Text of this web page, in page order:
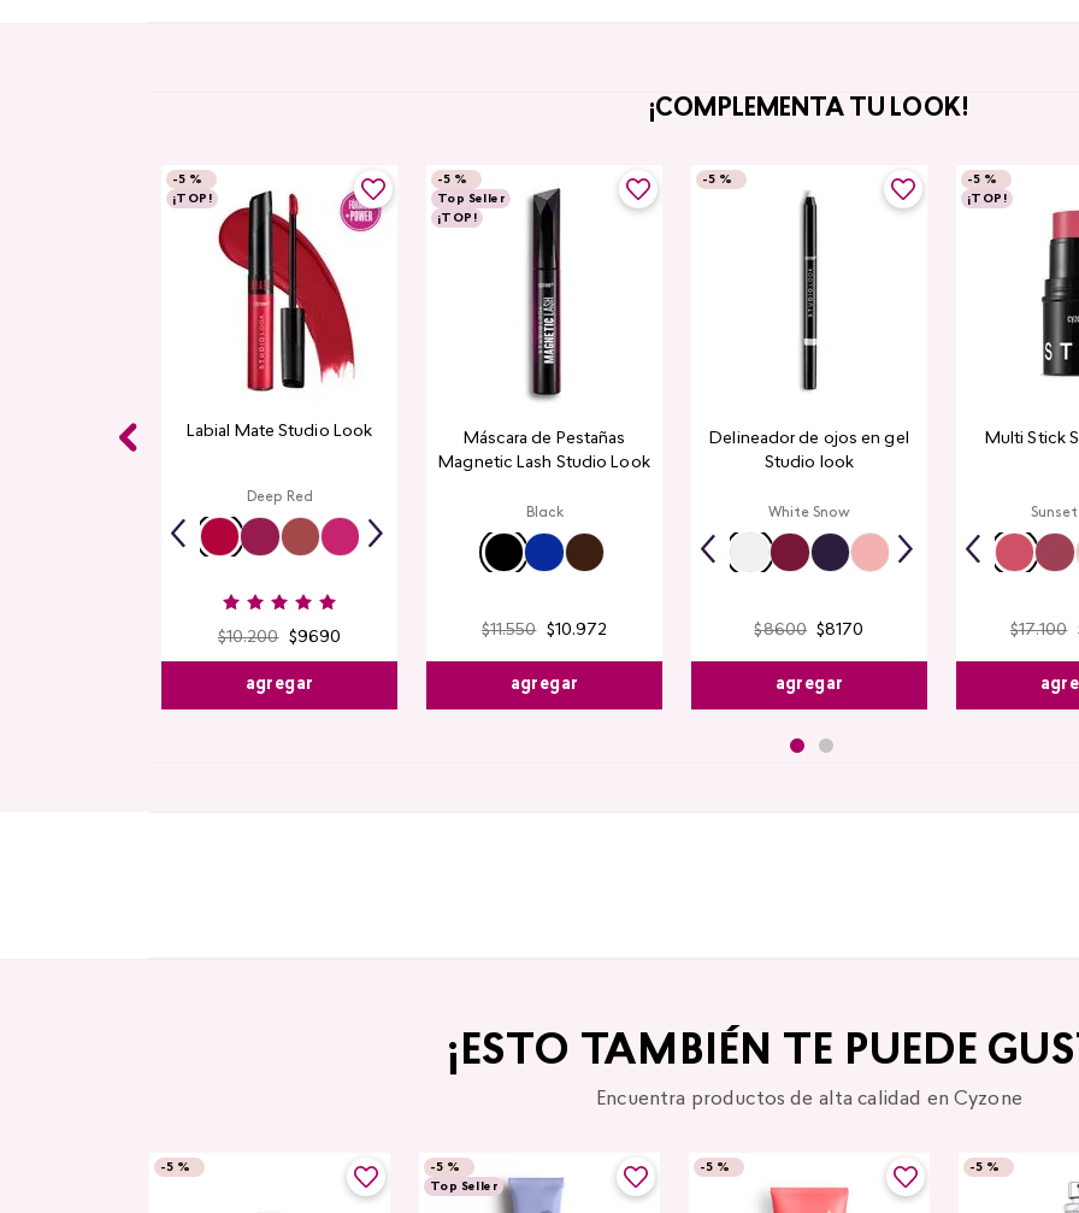
¡COMPLEMENTA TU LOOK!
-5 %
¡TOP!
Labial Mate Studio Look
Deep Red
$10.200 $9690
agregar
-5 %
Top Seller
¡TOP!
Máscara de Pestañas
Magnetic Lash Studio Look
Black
$11.550 $10.972
agregar
-5 %
Delineador de ojos en gel
Studio look
White Snow
$8600 $8170
agregar
-5 %
¡TOP!
Multi Stick
Sunset
$17.100
¡ESTO TAMBIÉN TE PUEDE
Encuentra productos de alta calidad en Cyzone
-5 % -5 %
Top Seller
-5 % -5 %